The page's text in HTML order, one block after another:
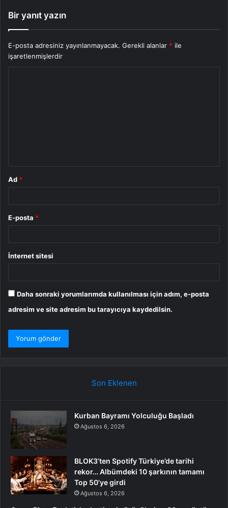
Bir yanıt yazın
E-posta adresiniz yayınlanmayacak. Gerekli alanlar * ile
işaretlenmişlerdir
Ad *
E-posta *
İnternet sitesi
Daha sonraki yorumlarımda kullanılması için adım, e-posta
adresim ve site adresim bu tarayıcıya kaydedilsin.
Son Eklenen
Kurban Bayramı Yolculuğu Başladı
Ağustos 6, 2026
BLOK3’ten Spotify Türkiye’de tarihi
rekor… Albümdeki 10 şarkının tamamı
Top 50’ye girdi
Ağustos 6, 2026